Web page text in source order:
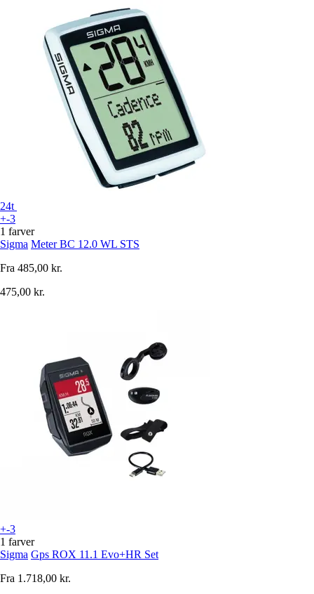
24t
+-3
1 farver
Sigma Meter BC 12.0 WL STS
Fra 485,00 kr.
475,00 kr.
+-3
1 farver
Sigma Gps ROX 11.1 Evo+HR Set
Fra 1.718,00 kr.